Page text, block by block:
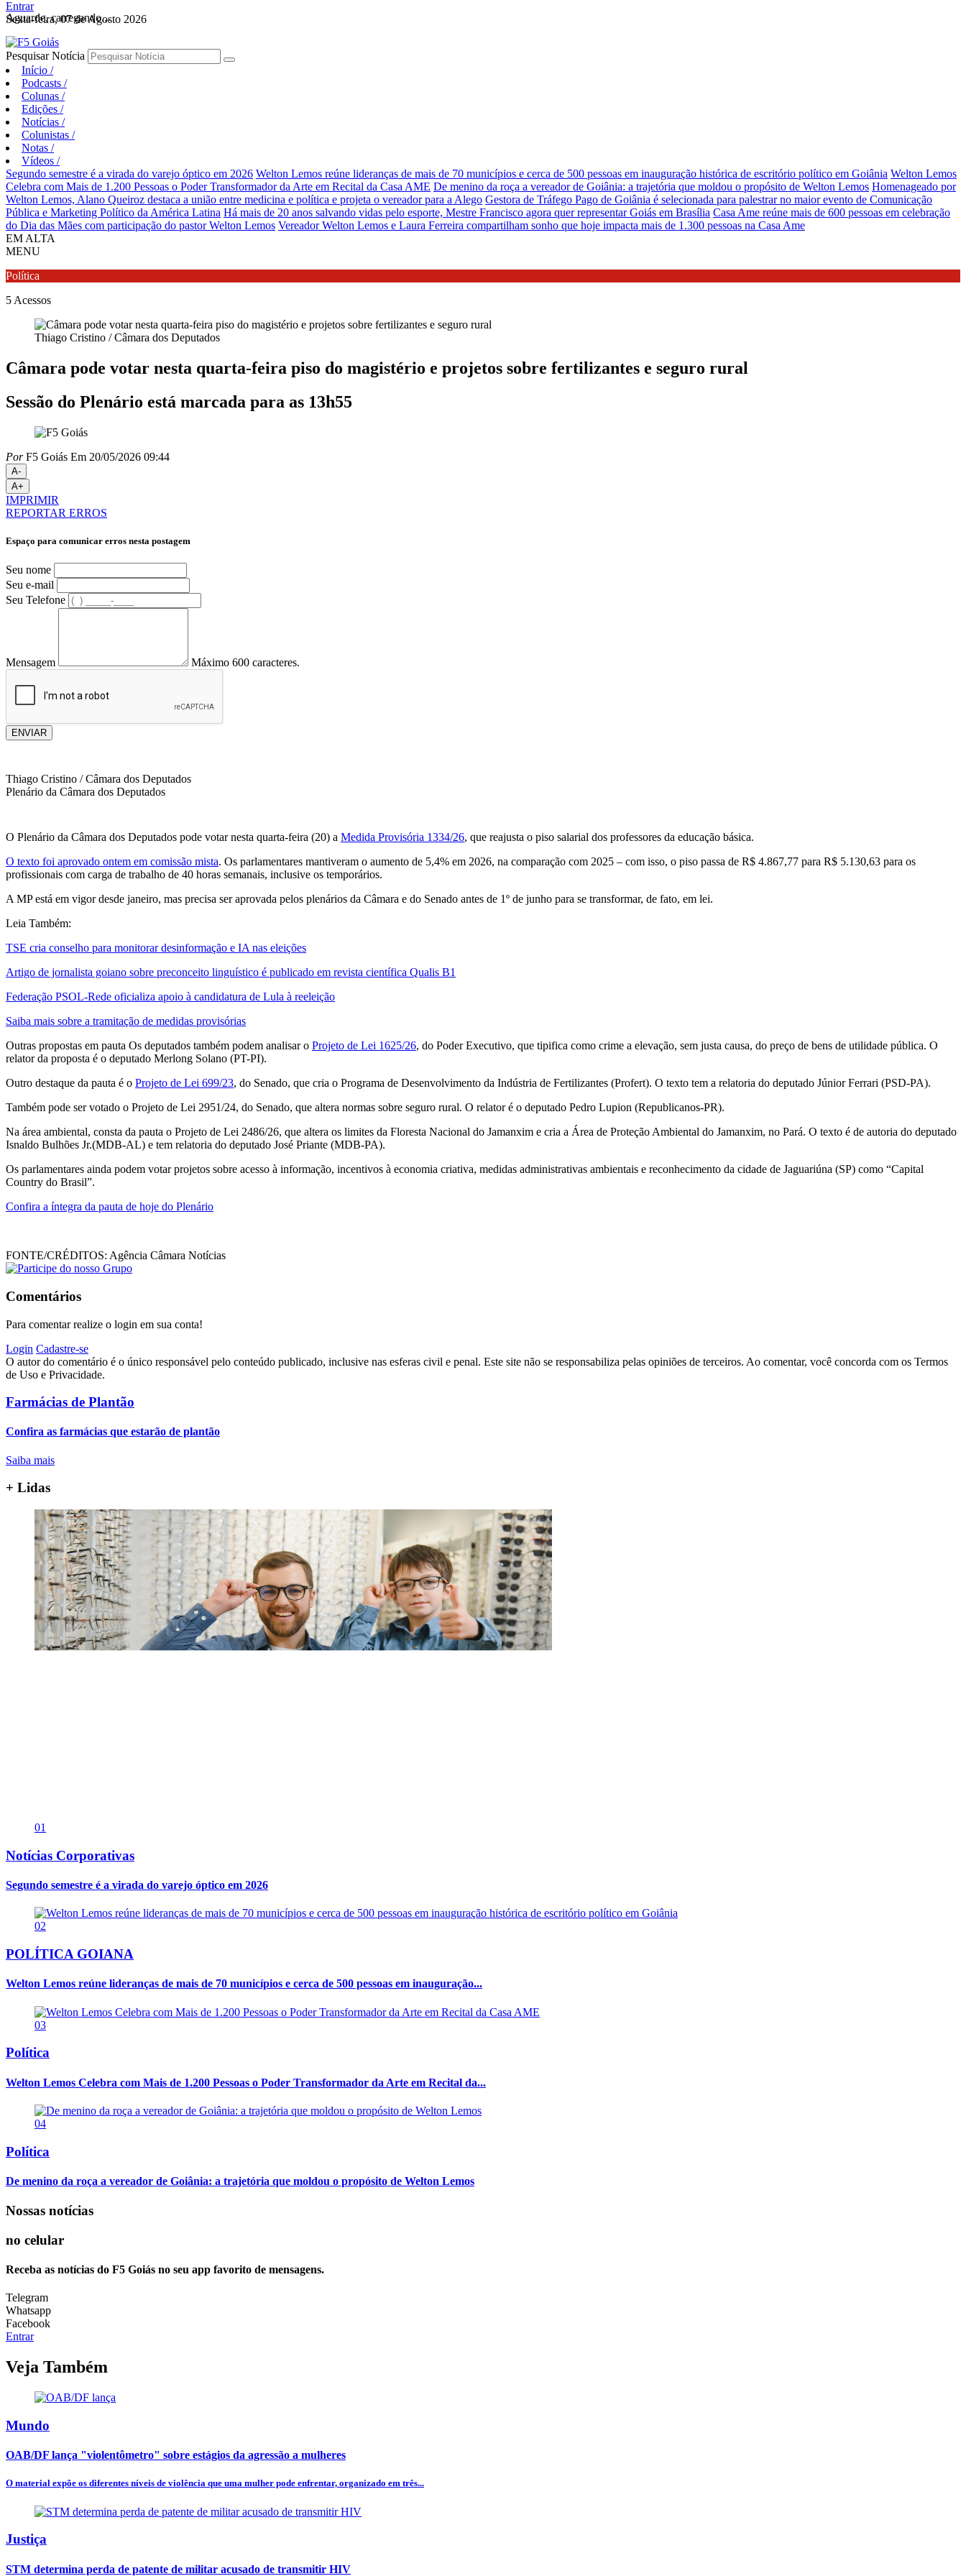
Aguarde, carregando...
Entrar
Sexta-feira, 07 de Agosto 2026
Pesquisar Notícia
Início /
Podcasts /
Colunas /
Edições /
Notícias /
Colunistas /
Notas /
Vídeos /
Segundo semestre é a virada do varejo óptico em 2026 Welton Lemos reúne lideranças de mais de 70 municípios e cerca de 500 pessoas em inauguração histórica de escritório político em Goiânia Welton Lemos
Celebra com Mais de 1.200 Pessoas o Poder Transformador da Arte em Recital da Casa AME De menino da roça a vereador de Goiânia: a trajetória que moldou o propósito de Welton Lemos Homenageado por
Welton Lemos, Alano Queiroz destaca a união entre medicina e política e projeta o vereador para a Alego Gestora de Tráfego Pago de Goiânia é selecionada para palestrar no maior evento de Comunicação
Pública e Marketing Político da América Latina Há mais de 20 anos salvando vidas pelo esporte, Mestre Francisco agora quer representar Goiás em Brasília Casa Ame reúne mais de 600 pessoas em celebração
do Dia das Mães com participação do pastor Welton Lemos Vereador Welton Lemos e Laura Ferreira compartilham sonho que hoje impacta mais de 1.300 pessoas na Casa Ame
EM ALTA
MENU
Política
5 Acessos
Thiago Cristino / Câmara dos Deputados
Câmara pode votar nesta quarta-feira piso do magistério e projetos sobre fertilizantes e seguro rural
Sessão do Plenário está marcada para as 13h55
PorF5 Goiás Em 20/05/2026 09:44
A-
A+
IMPRIMIR
REPORTAR ERROS
Espaço para comunicar erros nesta postagem
Seu nome
Seu e-mail
Seu Telefone
Mensagem Máximo 600 caracteres.
ENVIAR
Thiago Cristino / Câmara dos Deputados
Plenário da Câmara dos Deputados
O Plenário da Câmara dos Deputados pode votar nesta quarta-feira (20) a Medida Provisória 1334/26, que reajusta o piso salarial dos professores da educação básica.
O texto foi aprovado ontem em comissão mista. Os parlamentares mantiveram o aumento de 5,4% em 2026, na comparação com 2025 – com isso, o piso passa de R$ 4.867,77 para R$ 5.130,63 para os
profissionais com carga de trabalho de 40 horas semanais, inclusive os temporários.
A MP está em vigor desde janeiro, mas precisa ser aprovada pelos plenários da Câmara e do Senado antes de 1º de junho para se transformar, de fato, em lei.
Leia Também:
TSE cria conselho para monitorar desinformação e IA nas eleições
Artigo de jornalista goiano sobre preconceito linguístico é publicado em revista científica Qualis B1
Federação PSOL-Rede oficializa apoio à candidatura de Lula à reeleição
Saiba mais sobre a tramitação de medidas provisórias
Outras propostas em pauta Os deputados também podem analisar o Projeto de Lei 1625/26, do Poder Executivo, que tipifica como crime a elevação, sem justa causa, do preço de bens de utilidade pública. O
relator da proposta é o deputado Merlong Solano (PT-PI).
Outro destaque da pauta é o Projeto de Lei 699/23, do Senado, que cria o Programa de Desenvolvimento da Indústria de Fertilizantes (Profert). O texto tem a relatoria do deputado Júnior Ferrari (PSD-PA).
Também pode ser votado o Projeto de Lei 2951/24, do Senado, que altera normas sobre seguro rural. O relator é o deputado Pedro Lupion (Republicanos-PR).
Na área ambiental, consta da pauta o Projeto de Lei 2486/26, que altera os limites da Floresta Nacional do Jamanxim e cria a Área de Proteção Ambiental do Jamanxim, no Pará. O texto é de autoria do deputado
Isnaldo Bulhões Jr.(MDB-AL) e tem relatoria do deputado José Priante (MDB-PA).
Os parlamentares ainda podem votar projetos sobre acesso à informação, incentivos à economia criativa, medidas administrativas ambientais e reconhecimento da cidade de Jaguariúna (SP) como “Capital
Country do Brasil”.
Confira a íntegra da pauta de hoje do Plenário
FONTE/CRÉDITOS: Agência Câmara Notícias
Comentários
Para comentar realize o login em sua conta!
Login Cadastre-se
O autor do comentário é o único responsável pelo conteúdo publicado, inclusive nas esferas civil e penal. Este site não se responsabiliza pelas opiniões de terceiros. Ao comentar, você concorda com os Termos
de Uso e Privacidade.
Farmácias de Plantão
Confira as farmácias que estarão de plantão
Saiba mais
+ Lidas
01
Notícias Corporativas
Segundo semestre é a virada do varejo óptico em 2026
02
POLÍTICA GOIANA
Welton Lemos reúne lideranças de mais de 70 municípios e cerca de 500 pessoas em inauguração...
03
Política
Welton Lemos Celebra com Mais de 1.200 Pessoas o Poder Transformador da Arte em Recital da...
04
Política
De menino da roça a vereador de Goiânia: a trajetória que moldou o propósito de Welton Lemos
Nossas notícias
no celular
Receba as notícias do F5 Goiás no seu app favorito de mensagens.
Telegram
Whatsapp
Facebook
Entrar
Veja Também
Mundo
OAB/DF lança "violentômetro" sobre estágios da agressão a mulheres
O material expõe os diferentes níveis de violência que uma mulher pode enfrentar, organizado em três...
Justiça
STM determina perda de patente de militar acusado de transmitir HIV